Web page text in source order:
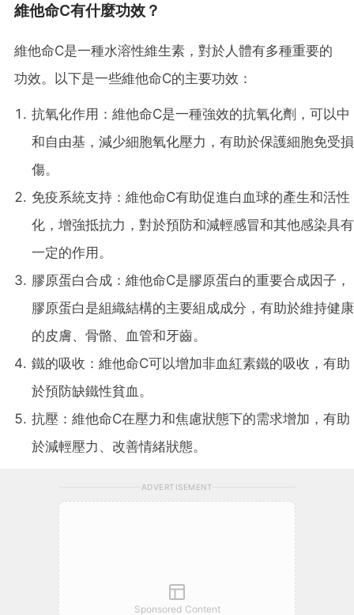
維他命C有什麼功效？
維他命C是一種水溶性維生素，對於人體有多種重要的
功效。以下是一些維他命C的主要功效：
抗氧化作用：維他命C是一種強效的抗氧化劑，可以中
和自由基，減少細胞氧化壓力，有助於保護細胞免受損
傷。
免疫系統支持：維他命C有助促進白血球的產生和活性
化，增強抵抗力，對於預防和減輕感冒和其他感染具有
一定的作用。
膠原蛋白合成：維他命C是膠原蛋白的重要合成因子，
膠原蛋白是組織結構的主要組成成分，有助於維持健康
的皮膚、骨骼、血管和牙齒。
鐵的吸收：維他命C可以增加非血紅素鐵的吸收，有助
於預防缺鐵性貧血。
抗壓：維他命C在壓力和焦慮狀態下的需求增加，有助
於減輕壓力、改善情緒狀態。
ADVERTISEMENT
Sponsored Content